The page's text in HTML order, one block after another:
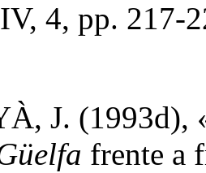
4, pp. 217-
J. (1993d),
frente a